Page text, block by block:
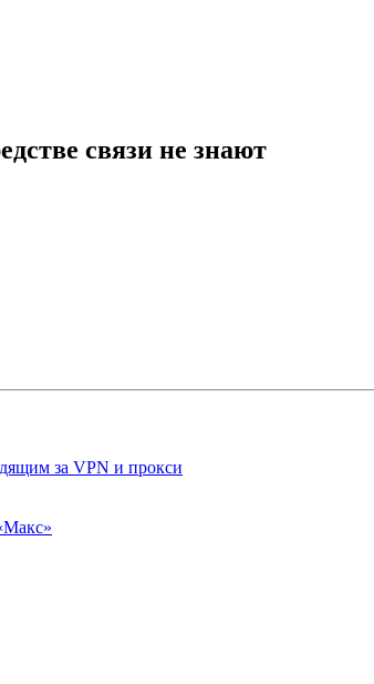
связи не знают
за VPN и прокси